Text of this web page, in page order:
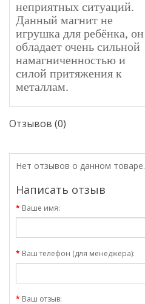
неприятных ситуаций.
Данный магнит не
игрушка для ребёнка, он
обладает очень сильной
намагниченностью и
силой притяжения к
металлам.
Отзывов (0)
Нет отзывов о данном товаре.
Написать отзыв
Ваше имя:
Ваш телефон (для менеджера):
Ваш отзыв: